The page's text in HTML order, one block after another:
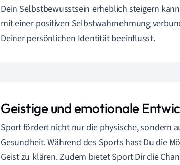
Dein Selbstbewusstsein erheblich steigern
mit einer positiven Selbstwahrnehmung
Deiner persönlichen Identität beeinflusst.
Geistige und emotionale
Sport fördert nicht nur die physische, sondern
Gesundheit. Während des Sports hast Du die
Geist zu klären. Zudem bietet Sport Dir die